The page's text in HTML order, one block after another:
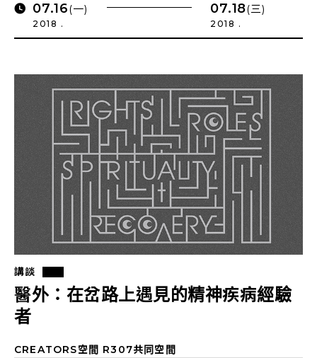
07.16(一)
2018 .
07.18(三)
2018 .
講談
醫外：在岔路上遇見的精神疾病經驗
者
CREATORS空間 R307共同空間